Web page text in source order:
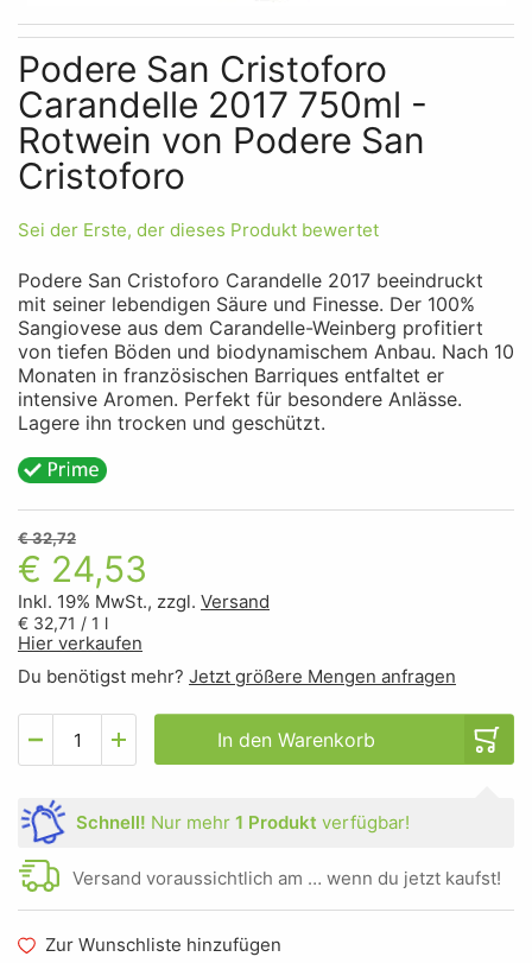
Skip to the beginning of the images gallery
Podere San Cristoforo
Carandelle 2017 750ml -
Rotwein von Podere San
Cristoforo
Sei der Erste, der dieses Produkt bewertet
Podere San Cristoforo Carandelle 2017 beeindruckt
mit seiner lebendigen Säure und Finesse. Der 100%
Sangiovese aus dem Carandelle-Weinberg profitiert
von tiefen Böden und biodynamischem Anbau. Nach 10
Monaten in französischen Barriques entfaltet er
intensive Aromen. Perfekt für besondere Anlässe.
Lagere ihn trocken und geschützt.
€ 24,53
€ 32,72
Inkl. 19% MwSt., zzgl. Versand
€ 32,71 / 1 l
Hier verkaufen
Du benötigst mehr? Jetzt größere Mengen anfragen
In den Warenkorb
Schnell! Nur mehr 1 Produkt verfügbar!
Versand voraussichtlich am … wenn du jetzt kaufst!
Zur Wunschliste hinzufügen